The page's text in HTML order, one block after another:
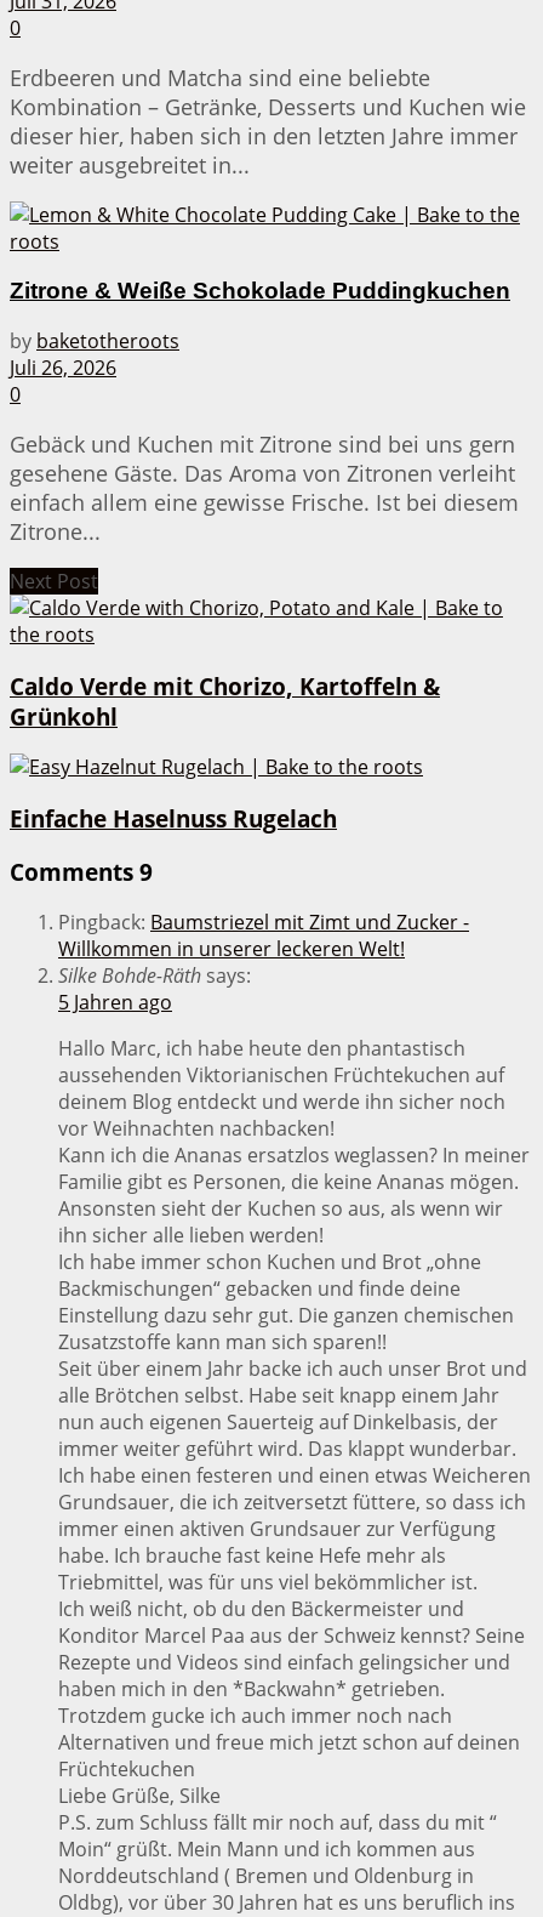
0
Erdbeeren und Matcha sind eine beliebte
Kombination – Getränke, Desserts und Kuchen wie
dieser hier, haben sich in den letzten Jahre immer
weiter ausgebreitet in...
Zitrone & Weiße Schokolade Puddingkuchen
by baketotheroots
Juli 26, 2026
0
Gebäck und Kuchen mit Zitrone sind bei uns gern
gesehene Gäste. Das Aroma von Zitronen verleiht
einfach allem eine gewisse Frische. Ist bei diesem
Zitrone...
Next Post
Caldo Verde mit Chorizo, Kartoffeln &
Grünkohl
Einfache Haselnuss Rugelach
Comments 9
Pingback: Baumstriezel mit Zimt und Zucker -
Willkommen in unserer leckeren Welt!
Silke Bohde-Räth says:
5 Jahren ago
Hallo Marc, ich habe heute den phantastisch
aussehenden Viktorianischen Früchtekuchen auf
deinem Blog entdeckt und werde ihn sicher noch
vor Weihnachten nachbacken!
Kann ich die Ananas ersatzlos weglassen? In meiner
Familie gibt es Personen, die keine Ananas mögen.
Ansonsten sieht der Kuchen so aus, als wenn wir
ihn sicher alle lieben werden!
Ich habe immer schon Kuchen und Brot „ohne
Backmischungen“ gebacken und finde deine
Einstellung dazu sehr gut. Die ganzen chemischen
Zusatzstoffe kann man sich sparen!!
Seit über einem Jahr backe ich auch unser Brot und
alle Brötchen selbst. Habe seit knapp einem Jahr
nun auch eigenen Sauerteig auf Dinkelbasis, der
immer weiter geführt wird. Das klappt wunderbar.
Ich habe einen festeren und einen etwas Weicheren
Grundsauer, die ich zeitversetzt füttere, so dass ich
immer einen aktiven Grundsauer zur Verfügung
habe. Ich brauche fast keine Hefe mehr als
Triebmittel, was für uns viel bekömmlicher ist.
Ich weiß nicht, ob du den Bäckermeister und
Konditor Marcel Paa aus der Schweiz kennst? Seine
Rezepte und Videos sind einfach gelingsicher und
haben mich in den *Backwahn* getrieben.
Trotzdem gucke ich auch immer noch nach
Alternativen und freue mich jetzt schon auf deinen
Früchtekuchen
Liebe Grüße, Silke
P.S. zum Schluss fällt mir noch auf, dass du mit “
Moin“ grüßt. Mein Mann und ich kommen aus
Norddeutschland ( Bremen und Oldenburg in
Oldbg), vor über 30 Jahren hat es uns beruflich ins